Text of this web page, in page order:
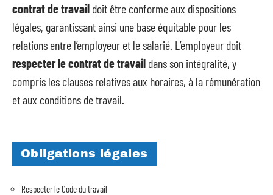
contrat de travail doit être conforme aux dispositions
légales, garantissant ainsi une base équitable pour les
relations entre l’employeur et le salarié. L’employeur doit
respecter le contrat de travail dans son intégralité, y
compris les clauses relatives aux horaires, à la rémunération
et aux conditions de travail.
Obligations légales
Respecter le Code du travail